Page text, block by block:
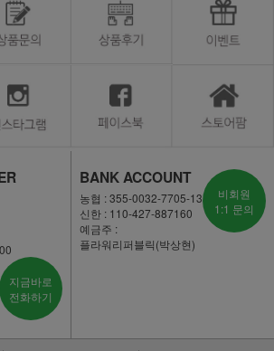
지금바로
전화하기
BANK ACCOUNT
농협 : 355-0032-7705-13
신한 : 110-427-887160
예금주 :
플라워리퍼블릭(박상현)
비회원
1:1 문의